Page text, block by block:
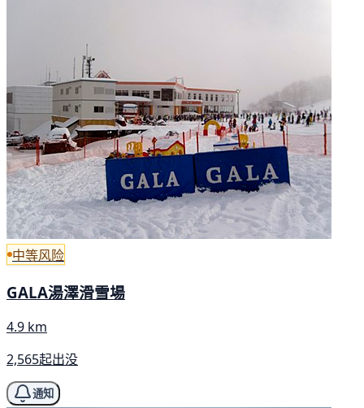
中等风险
GALA湯澤滑雪場
4.9 km
2,565起出没
通知